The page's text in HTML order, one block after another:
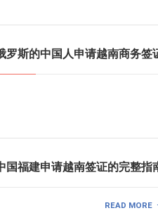
罗斯的中国人申请越南商务签
国福建申请越南签证的完整指
READ MORE